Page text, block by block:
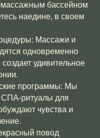
бассейном
наедине, в своем
Массажи и
одновременно
удивительное
программы: Мы
СПА-ритуалы для
чувства и
повод